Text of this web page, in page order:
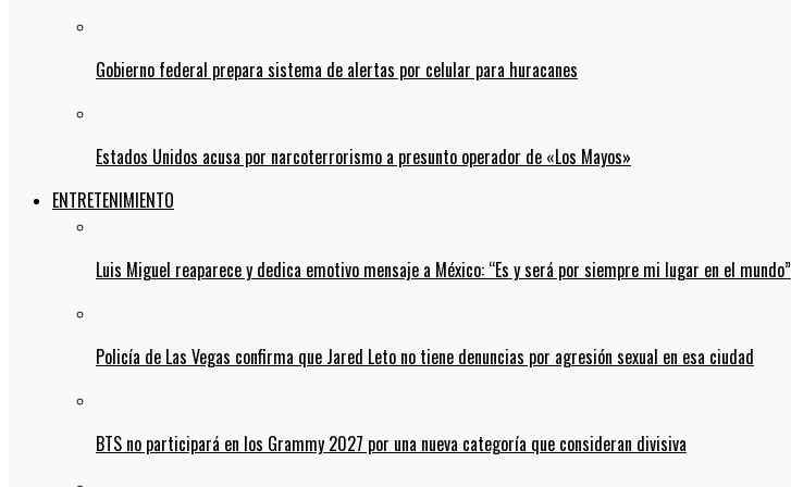
Gobierno federal prepara sistema de alertas por celular para huracanes
Estados Unidos acusa por narcoterrorismo a presunto operador de «Los Mayos»
ENTRETENIMIENTO
Luis Miguel reaparece y dedica emotivo mensaje a México: “Es y será por siempre mi lugar en el mundo”
Policía de Las Vegas confirma que Jared Leto no tiene denuncias por agresión sexual en esa ciudad
BTS no participará en los Grammy 2027 por una nueva categoría que consideran divisiva